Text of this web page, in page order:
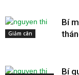
Giảm cân
Bí
Bí